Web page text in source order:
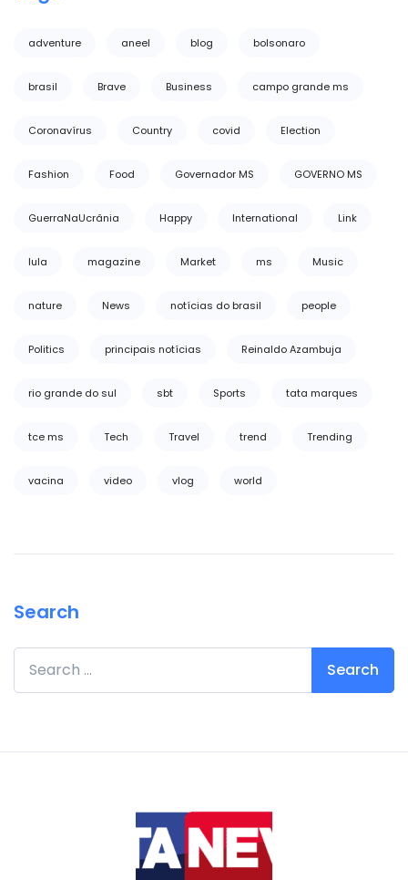
adventure aneel blog bolsonaro
brasil Brave Business campo grande ms
Coronavírus Country covid Election
Fashion Food Governador MS GOVERNO MS
GuerraNaUcrânia Happy International Link
lula magazine Market ms Music
nature News notícias do brasil people
Politics principais notícias Reinaldo Azambuja
rio grande do sul sbt Sports tata marques
tce ms Tech Travel trend Trending
vacina video vlog world
Search
Search for: